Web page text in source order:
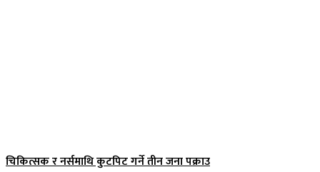
चिकित्सक र नर्समाथि कुटपिट गर्ने तीन जना पक्राउ